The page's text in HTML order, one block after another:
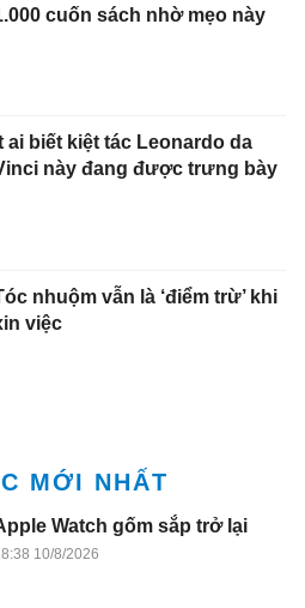
cuốn sách nhờ mẹo này
ai biết kiệt tác Leonardo da
này đang được trưng bày
nhuộm vẫn là ‘điểm trừ’ khi
việc
MỚI NHẤT
Watch gốm sắp trở lại
10/8/2026